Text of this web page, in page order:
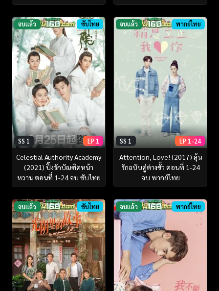
จบแล้ว ซับไทย
SS 1 EP 1
Celestial Authority Academy
(2021) ปิ๊งรักบัณฑิตหน้า
หวาน ตอนที่ 1-24 จบ ซับไทย
จบแล้ว พากย์ไทย
SS 1 EP 1-24
Attention, Love! (2017) ลุ้น
รักฉบับคู่ต่างขั้ว ตอนที่ 1-24
จบ พากย์ไทย
จบแล้ว ซับไทย จบแล้ว พากย์ไทย